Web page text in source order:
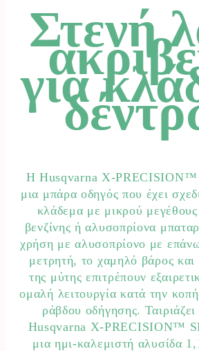
Στενή
για
Η Husqvarna X-PRECISION™
μια μπάρα οδηγός που έχει
κλάδεμα με μικρού
βενζίνης ή αλυσοπρίονα
χρήση με αλυσοπρίονο με
μετρητή, το χαμηλό βάρος και
της μύτης επιτρέπουν
ομαλή λειτουργία κατά την
ράβδου οδήγησης.
Husqvarna X-PRECISION™
μια ημι-καλεμιστή αλυσίδα